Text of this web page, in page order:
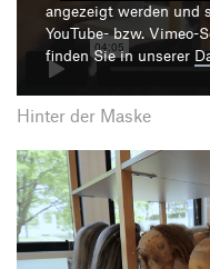
angezeigt werden und
YouTube- bzw. Vimeo-
finden Sie in unserer
Hinter der Maske